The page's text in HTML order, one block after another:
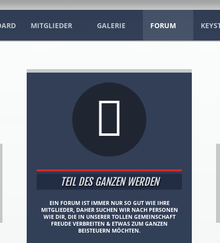
MITGLIEDER GALERIE FORUM
TEIL DES GANZEN WERDEN
EIN FORUM IST IMMER NUR SO GUT WIE IHRE
MITGLIEDER, DAHER SUCHEN WIR NACH PERSONEN
WIE DIR, DIE IN UNSERER TOLLEN GEMEINSCHAFT
FREUDE VERBREITEN & ETWAS ZUM GANZEN
BEISTEUERN MÖCHTEN.